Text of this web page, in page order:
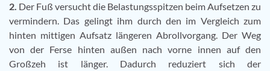
2. Der Fuß versucht die Belastungsspitzen beim Aufsetzen zu
vermindern. Das gelingt ihm durch den im Vergleich zum
hinten mittigen Aufsatz längeren Abrollvorgang. Der Weg
von der Ferse hinten außen nach vorne innen auf den
Großzeh ist länger. Dadurch reduziert sich der